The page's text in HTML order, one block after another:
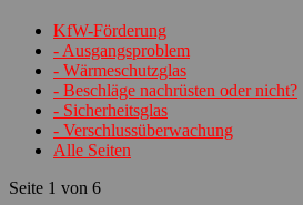
KfW-Förderung
- Ausgangsproblem
- Wärmeschutzglas
- Beschläge nachrüsten oder nicht?
- Sicherheitsglas
- Verschlussüberwachung
Alle Seiten
Seite 1 von 6